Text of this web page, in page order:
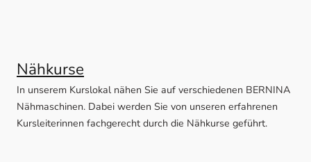
Nähkurse
In unserem Kurslokal nähen Sie auf verschiedenen BERNINA
Nähmaschinen. Dabei werden Sie von unseren erfahrenen
Kursleiterinnen fachgerecht durch die Nähkurse geführt.